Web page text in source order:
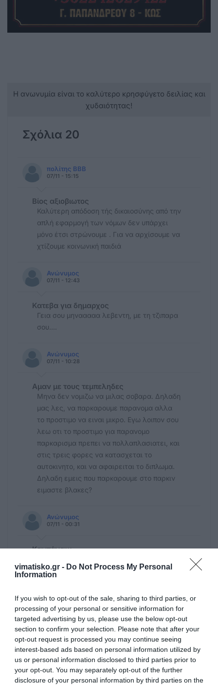
vimatisko.gr - Do Not Process My Personal
Information
If you wish to opt-out of the sale, sharing to third parties, or
processing of your personal or sensitive information for
targeted advertising by us, please use the below opt-out
section to confirm your selection. Please note that after your
opt-out request is processed you may continue seeing
interest-based ads based on personal information utilized by
us or personal information disclosed to third parties prior to
your opt-out. You may separately opt-out of the further
disclosure of your personal information by third parties on the
Η ανωνυμία είναι το καλύτερο κρησφύγετο δειλίας και
χυδαιότητας!
Σχόλια 20
πολίτης ΒΒΒ
07/11 - 15:15
Βίος αξιοβιωτος
Καλύτερη απόδοση τής δικαιοσύνης από την
απλή εφαρμογή των νόμων δεν υπάρχει
μόνο έτσι στρώνουμε . Για να αρχίσουμε να
χτίζουμε κοινωνική παιδιά
Ανώνυμος
07/11 - 12:43
Κατεβα για δημαρχος
Γεια σου μηνααααα λεβεντη, με τη τζιπαρα
σου....
Ανώνυμος
07/11 - 10:28
Αμαν με τους τεμπεληδες
Μηνα δεν νομιζω να μιλας σοβαρα. Δηλαδη
μας λες, να παρκαρουμε παρανομα αλλα
το προστιμο να ειναι μικρο. Εγω λοιπον σου
λεω οτι το προστιμο για παρανομο
παρκαρισμα πρεπει να πολλαπλασιατει, και
στις τρεις φορες να κατασχεται το
αυτοκινητο, και να αφαιρειται το διπλωμα.
Δηλαδη εμεις που παρκαρουμε στο παρκιν
ειμαστε βλακες?
Ανώνυμος
07/11 - 00:31
Καμπάνα;;;
ξεκίνησες την επανάσταση; Καιρός ήταν
μέσα στα μαγαζιά που πίνεις καφέ θα το
έκανες. Εσύ όμως όπου σταθείς και όπου
βρεθείς δεν υμνείς τον Μητσοτάκη και τον
περιφερειάρχη; Τώρα που έπεσε η καμπάνα
σου φταίει το ύψος του προστίμου και το
όριο ταχύτητας;
Ανώνυμος